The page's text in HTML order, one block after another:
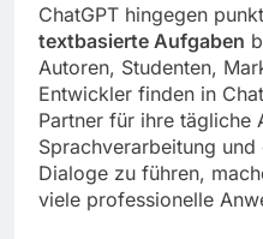
ChatGPT hingegen
textbasierte Aufgaben
Autoren, Studenten,
Entwickler finden in
Partner für ihre tägliche
Sprachverarbeitung
Dialoge zu führen,
viele professionelle